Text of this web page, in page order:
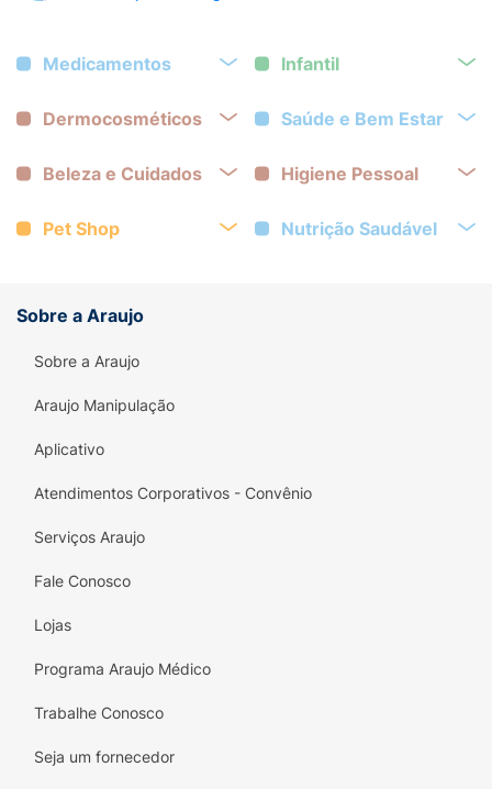
Medicamentos Infantil
Dermocosméticos Saúde e Bem Estar
Beleza e Cuidados Higiene Pessoal
Pet Shop Nutrição Saudável
Sobre a Araujo
Sobre a Araujo
Araujo Manipulação
Aplicativo
Atendimentos Corporativos - Convênio
Serviços Araujo
Fale Conosco
Lojas
Programa Araujo Médico
Trabalhe Conosco
Seja um fornecedor